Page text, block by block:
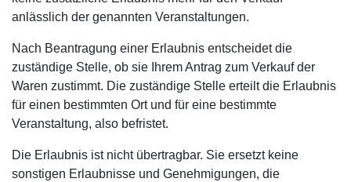
anlässlich der genannten Veranstaltungen.
Nach Beantragung einer Erlaubnis entscheidet die
zuständige Stelle, ob sie Ihrem Antrag zum Verkauf der
Waren zustimmt. Die zuständige Stelle erteilt die Erlaubnis
für einen bestimmten Ort und für eine bestimmte
Veranstaltung, also befristet.
Die Erlaubnis ist nicht übertragbar. Sie ersetzt keine
sonstigen Erlaubnisse und Genehmigungen, die